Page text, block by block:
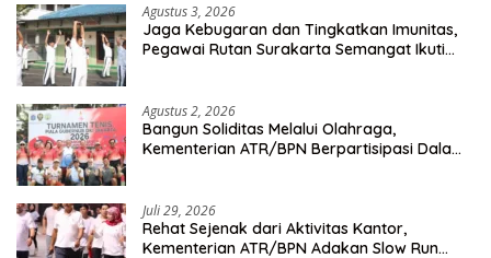
Agustus 3, 2026
Jaga Kebugaran dan Tingkatkan Imunitas,
Pegawai Rutan Surakarta Semangat Ikuti
Agustus 2, 2026
Bangun Soliditas Melalui Olahraga,
Kementerian ATR/BPN Berpartisipasi Dalam
Juli 29, 2026
Rehat Sejenak dari Aktivitas Kantor,
Kementerian ATR/BPN Adakan Slow Run